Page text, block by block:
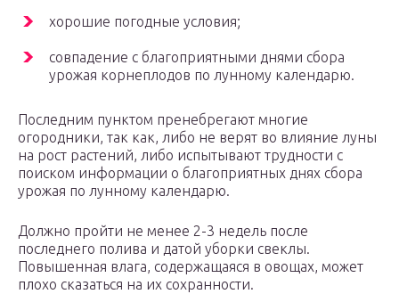
хорошие погодные условия;
совпадение с благоприятными днями сбора
урожая корнеплодов по лунному календарю.
Последним пунктом пренебрегают многие
огородники, так как, либо не верят во влияние луны
на рост растений, либо испытывают трудности с
поиском информации о благоприятных днях сбора
урожая по лунному календарю.
Должно пройти не менее 2-3 недель после
последнего полива и датой уборки свеклы.
Повышенная влага, содержащаяся в овощах, может
плохо сказаться на их сохранности.